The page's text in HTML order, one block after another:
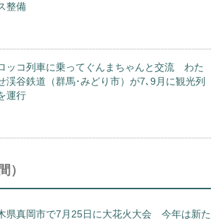
整備
ッコ列車に乗ってぐんまちゃんと交流 わた
渓谷鉄道（群馬･みどり市）が7､9月に観光列
運行
）
県真岡市で7月25日に大花火大会 今年は新た